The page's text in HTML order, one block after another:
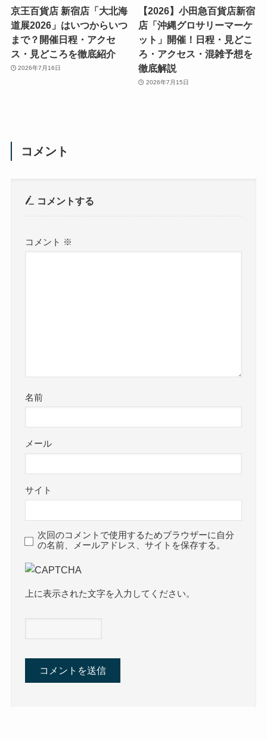
京王百貨店 新宿店「大北海
道展2026」はいつからいつ
まで？開催日程・アクセ
ス・見どころを徹底紹介
2026年7月16日
【2026】小田急百貨店新宿
店「沖縄グロサリーマーケ
ット」開催！日程・見どこ
ろ・アクセス・混雑予想を
徹底解説
2026年7月15日
コメント
コメントする
コメント ※
名前
メール
サイト
次回のコメントで使用するためブラウザーに自分
の名前、メールアドレス、サイトを保存する。
上に表示された文字を入力してください。